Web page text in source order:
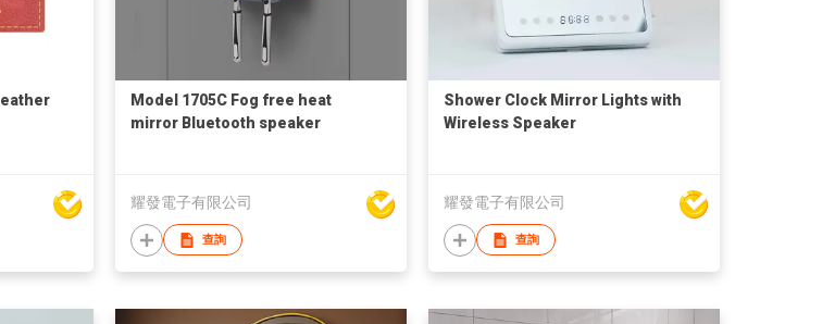
Model 1705C Fog free heat
mirror Bluetooth speaker
耀發電子有限公司
查詢
Shower Clock Mirror Lights with
Wireless Speaker
耀發電子有限公司
查詢